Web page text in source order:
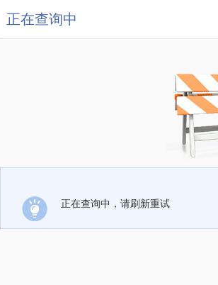
正在查询中
正在查询中，请刷新重试